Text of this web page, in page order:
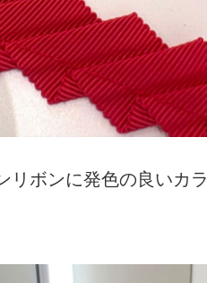
リボンに発色の良いカ